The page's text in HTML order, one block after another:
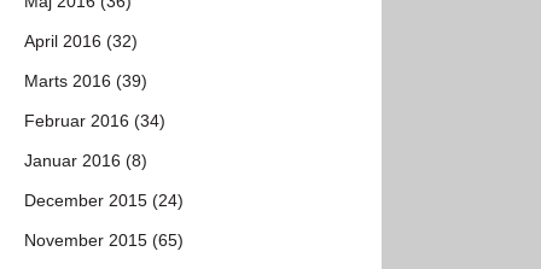
April 2016 (32)
Marts 2016 (39)
Februar 2016 (34)
Januar 2016 (8)
December 2015 (24)
November 2015 (65)